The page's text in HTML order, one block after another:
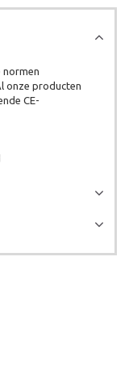
normen
onze producten
CE-